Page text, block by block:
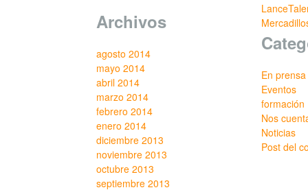
Archivos
agosto 2014
mayo 2014
abril 2014
marzo 2014
febrero 2014
enero 2014
diciembre 2013
noviembre 2013
octubre 2013
septiembre 2013
En prensa
Eventos
formación
Nos
Noticias
Post del